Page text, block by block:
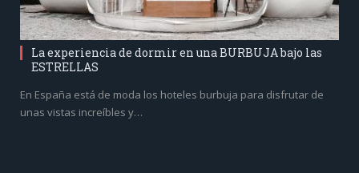
La experiencia de dormir en una BURBUJA bajo las
ESTRELLAS
En España está de moda los hoteles burbuja para disfrutar de
unas vistas increíbles y…